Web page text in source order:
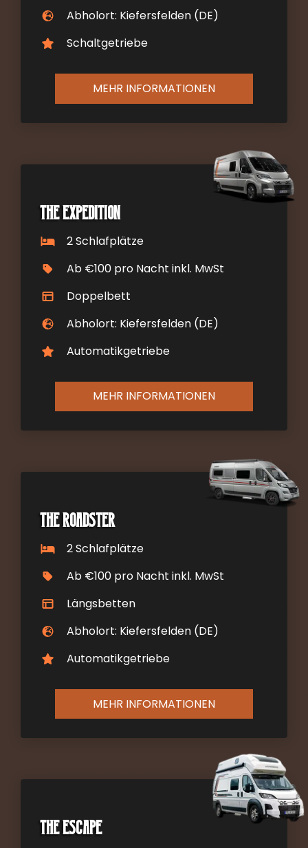
Abholort: Kiefersfelden (DE)
Schaltgetriebe
MEHR INFORMATIONEN
The Expedition
2 Schlafplätze
Ab €100 pro Nacht inkl. MwSt
Doppelbett
Abholort: Kiefersfelden (DE)
Automatikgetriebe
MEHR INFORMATIONEN
The Roadster
2 Schlafplätze
Ab €100 pro Nacht inkl. MwSt
Längsbetten
Abholort: Kiefersfelden (DE)
Automatikgetriebe
MEHR INFORMATIONEN
The Escape